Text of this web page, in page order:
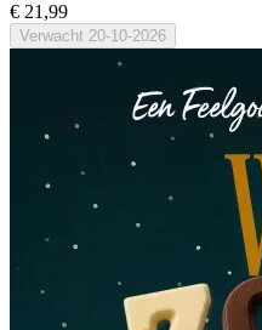
€ 21,99
Verwacht 20-10-2026